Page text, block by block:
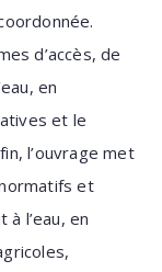
d’accès, de
en
et le
l’ouvrage met
et
l’eau, en